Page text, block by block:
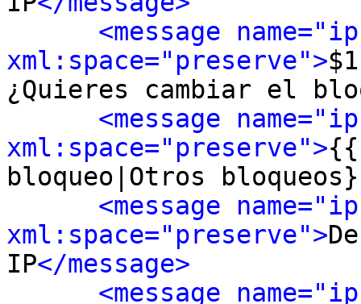
<message
xml:space="preserve">
¿Quieres cambiar el
<message
xml:space="preserve">
bloqueo|Otros
<message
xml:space="preserve">
IP</message>
<message